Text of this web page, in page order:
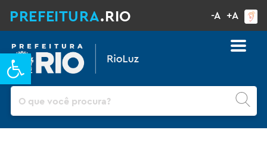
Barra de Ferramentas Aberta
PREFEITURA.RIO -A +A